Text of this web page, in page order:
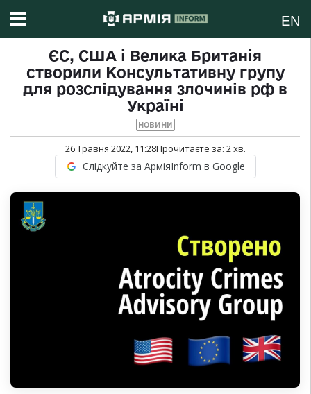
EN
ЄС, США і Велика Британія
створили Консультативну групу
для розслідування злочинів рф в
Україні
НОВИНИ
26 Травня 2022, 11:28Прочитаєте за: 2хв.
Слідкуйте за АрміяInform в Google